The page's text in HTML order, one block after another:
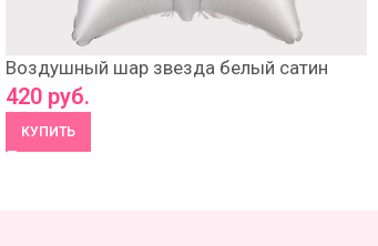
Воздушный шар звезда белый сатин
420 руб.
КУПИТЬ